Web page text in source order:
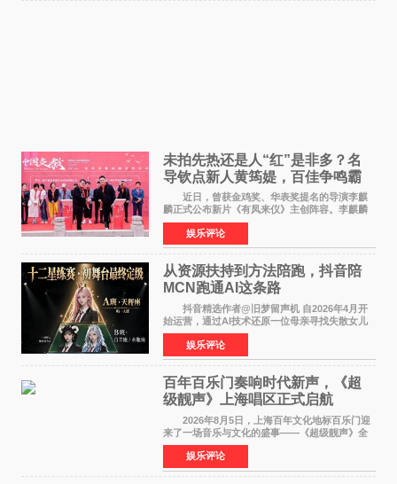
未拍先热还是人“红”是非多？名
导钦点新人黄筠媞，百佳争鸣霸
气回应
近日，曾获金鸡奖、华表奖提名的导演李麒
麟正式公布新片《有凤来仪》主创阵容。李麒麟
早年凭电影《华容道》获得金鸡奖、华表奖提
名，此后长期参与国内外电影制作，其担任制片
人参与的作品亦曾
娱乐评论
从资源扶持到方法陪跑，抖音陪
MCN跑通AI这条路
抖音精选作者@旧梦留声机 自2026年4月开
始运营，通过AI技术还原一位母亲寻找失散女儿
的故事，凭借强情感表达获得大量用户关注，发
布仅21小时便获得超1亿曝光、超1000万互动。
此后，账号持续沿
娱乐评论
百年百乐门奏响时代新声，《超
级靓声》上海唱区正式启航
2026年8月5日，上海百年文化地标百乐门迎
来了一场音乐与文化的盛事——《超级靓声》全
国励志音乐公益节目上海唱区新闻发布会暨启动
仪式在此隆重举行。各界领导、嘉宾与媒体朋友
齐聚一堂，共同
娱乐评论